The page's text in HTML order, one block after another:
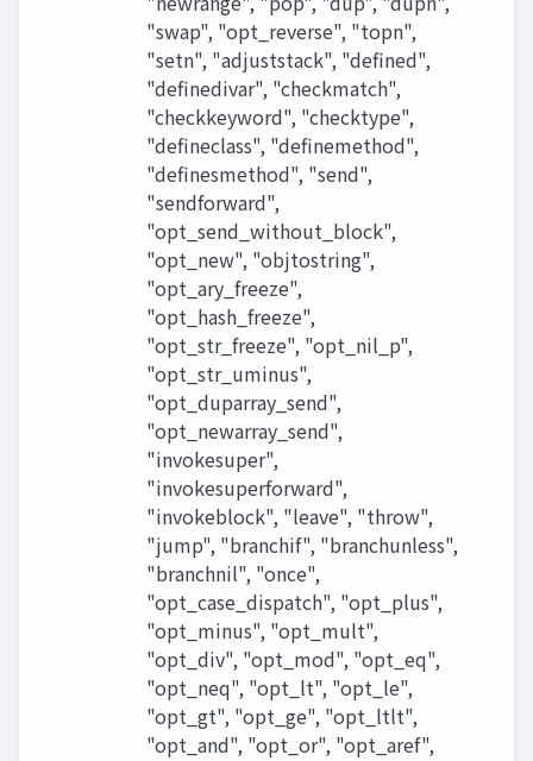
"swap", "opt_reverse", "topn",
"setn", "adjuststack", "defined",
"definedivar", "checkmatch",
"checkkeyword", "checktype",
"defineclass", "definemethod",
"definesmethod", "send",
"sendforward",
"opt_send_without_block",
"opt_new", "objtostring",
"opt_ary_freeze",
"opt_hash_freeze",
"opt_str_freeze", "opt_nil_p",
"opt_str_uminus",
"opt_duparray_send",
"opt_newarray_send",
"invokesuper",
"invokesuperforward",
"invokeblock", "leave", "throw",
"jump", "branchif", "branchunless",
"branchnil", "once",
"opt_case_dispatch", "opt_plus",
"opt_minus", "opt_mult",
"opt_div", "opt_mod", "opt_eq",
"opt_neq", "opt_lt", "opt_le",
"opt_gt", "opt_ge", "opt_ltlt",
"opt_and", "opt_or", "opt_aref",